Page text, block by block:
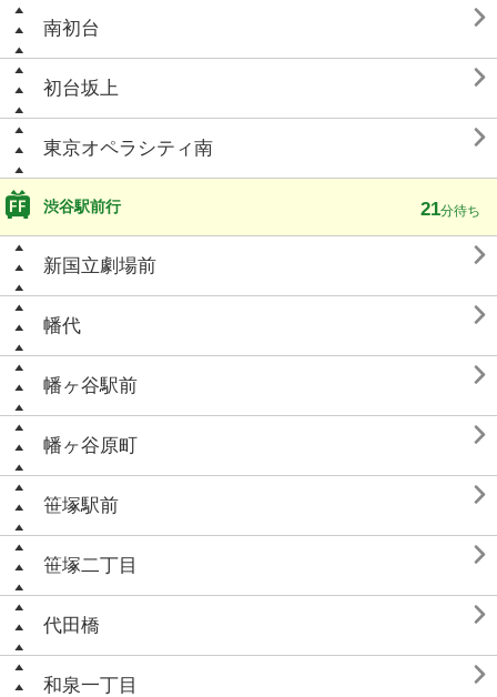
南初台 
初台坂上 
東京オペラシティ南 
渋谷駅前行 21分待ち
新国立劇場前 
幡代 
幡ヶ谷駅前 
幡ヶ谷原町 
笹塚駅前 
笹塚二丁目 
代田橋 
和泉一丁目 